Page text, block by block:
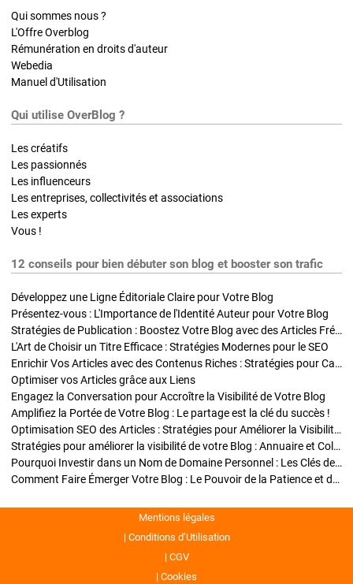
Qui sommes nous ?
L'Offre Overblog
Rémunération en droits d'auteur
Webedia
Manuel d'Utilisation
Qui utilise OverBlog ?
Les créatifs
Les passionnés
Les influenceurs
Les entreprises, collectivités et associations
Les experts
Vous !
12 conseils pour bien débuter son blog et booster son trafic
Développez une Ligne Éditoriale Claire pour Votre Blog
Présentez-vous : L'Importance de l'Identité Auteur pour Votre Blog
Stratégies de Publication : Boostez Votre Blog avec des Articles Fréquents et Exclusifs
L'Art de Choisir un Titre Efficace : Stratégies Modernes pour le SEO
Enrichir Vos Articles avec des Contenus Riches : Stratégies pour Captiver et Optimiser
Optimiser vos Articles grâce aux Liens
Engagez la Conversation pour Accroître la Visibilité de Votre Blog
Amplifiez la Portée de Votre Blog : Le partage est la clé du succès !
Optimisation SEO des Articles : Stratégies pour Améliorer la Visibilité de Votre Blog
Stratégies pour améliorer la visibilité de votre Blog : Annuaire et Collaborations
Pourquoi Investir dans un Nom de Domaine Personnel : Les Clés de la Réussite de Votre Blog
Comment Faire Émerger Votre Blog : Le Pouvoir de la Patience et de la Persévérance
Mentions légales
Conditions d’Utilisation
CGV
Cookies